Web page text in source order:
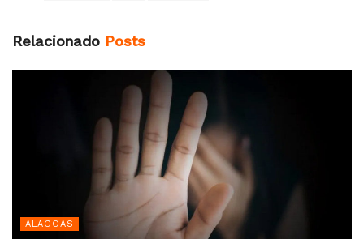
Relacionado Posts
ALAGOAS